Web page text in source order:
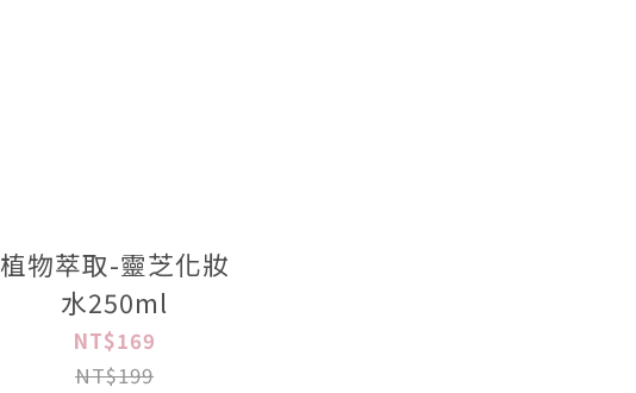
植物萃取-靈芝化妝
水250ml
NT$169
NT$199